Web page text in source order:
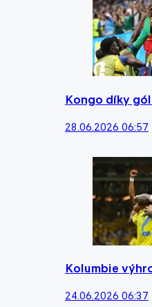
Kongo díky
28.06.2026 06:57
Kolumbie
24.06.2026 06:37